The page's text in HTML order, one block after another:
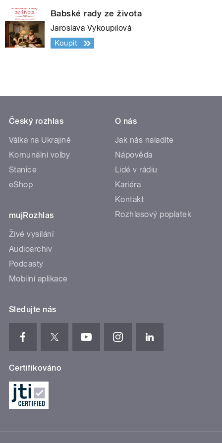
Babské rady ze života
Jaroslava Vykoupilová
Koupit
Český rozhlas
Válka na Ukrajině
Komunální volby
Stanice
eShop
mujRozhlas
Živé vysílání
Audioarchiv
Podcasty
Mobilní aplikace
O nás
Jak nás naladíte
Nápověda
Lidé v rádiu
Kariéra
Kontakt
Rozhlasový poplatek
Sledujte nás
Certifikováno